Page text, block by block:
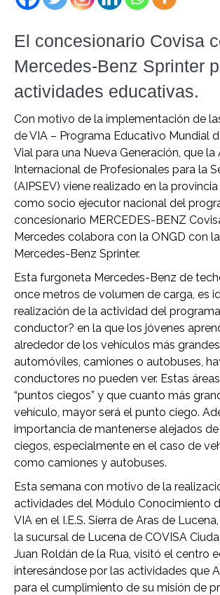
El concesionario Covisa
Mercedes-Benz Sprinter
actividades educativas.
Con motivo de la implementación de
de VIA – Programa Educativo Mundial
Vial para una Nueva Generación, que la
Internacional de Profesionales para la
(AIPSEV) viene realizado en la
como socio ejecutor nacional del
concesionario MERCEDES-BENZ
Mercedes colabora con la ONGD con
Mercedes-Benz Sprinter.
Esta furgoneta Mercedes-Benz de
once metros de volumen de carga, es
realización de la actividad del
conductor? en la que los jóvenes
alrededor de los vehículos más
automóviles, camiones o autobuses,
conductores no pueden ver. Estas
“puntos ciegos” y que cuanto más
vehículo, mayor será el punto ciego.
importancia de mantenerse alejados
ciegos, especialmente en el caso de
como camiones y autobuses.
Esta semana con motivo de la
actividades del Módulo Conocimiento
VIA en el I.E.S. Sierra de Aras de
la sucursal de Lucena de COVISA
Juan Roldán de la Rua, visitó el centro
interesándose por las actividades que
para el cumplimiento de su misión de